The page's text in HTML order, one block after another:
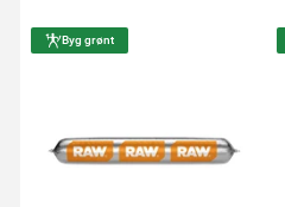
Byg grønt